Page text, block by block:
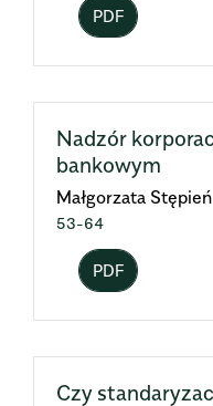
PDF
Nadzór
bankowym
Małgorzata Stępień
53-64
PDF
Czy